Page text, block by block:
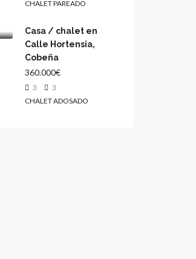
CHALET PAREADO
Casa / chalet en
Calle Hortensia,
Cobeña
360.000€
3
3
CHALET ADOSADO